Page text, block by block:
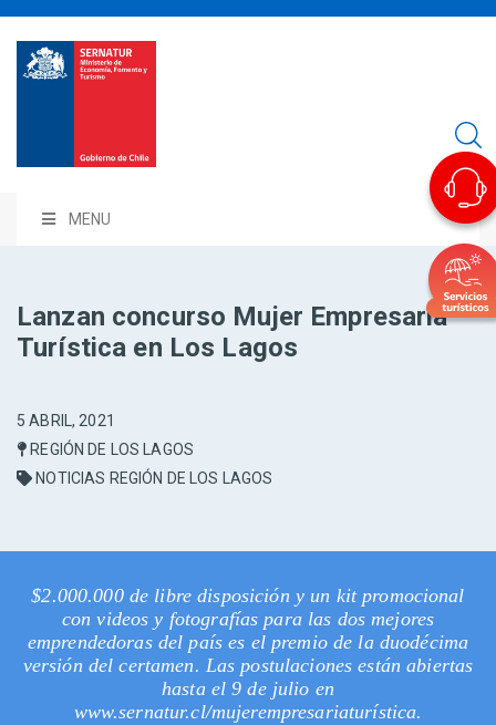
MENU
Lanzan concurso Mujer Empresaria
Turística en Los Lagos
5 ABRIL, 2021
REGIÓN DE LOS LAGOS
NOTICIAS REGIÓN DE LOS LAGOS
$2.000.000 de libre disposición y un kit promocional
con videos y fotografías para las dos mejores
emprendedoras del país es el premio de la duodécima
versión del certamen. Las postulaciones están abiertas
hasta el 9 de julio en
www.sernatur.cl/mujerempresariaturística.